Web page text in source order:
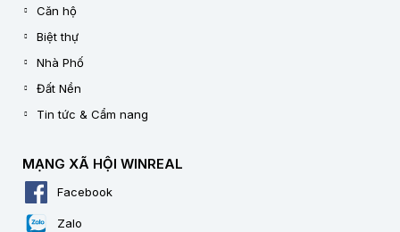
Căn hộ
Biệt thự
Nhà Phố
Đất Nền
Tin tức & Cẩm nang
MẠNG XÃ HỘI WINREAL
Facebook
Zalo